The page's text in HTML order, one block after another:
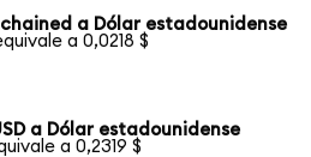
a Dólar estadounidense
a 0,0218 $
a Dólar estadounidense
a 0,2319 $